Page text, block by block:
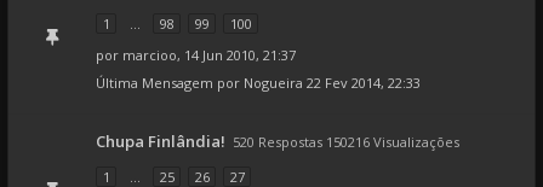
1
... 98 99
100
por marcioo, 14 Jun 2010, 21:37
Última Mensagem por Nogueira 22 Fev 2014, 22:33
Chupa Finlândia! 520 Respostas 150216 Visualizações
1
... 25 26
27